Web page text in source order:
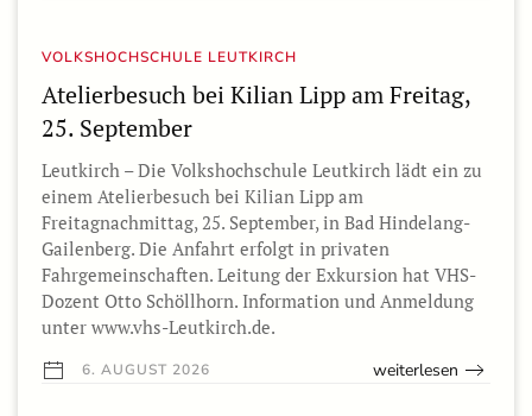
VOLKSHOCHSCHULE LEUTKIRCH
Atelierbesuch bei Kilian Lipp am Freitag,
25. September
Leutkirch – Die Volkshochschule Leutkirch lädt ein zu
einem Atelierbesuch bei Kilian Lipp am
Freitagnachmittag, 25. September, in Bad Hindelang-
Gailenberg. Die Anfahrt erfolgt in privaten
Fahrgemeinschaften. Leitung der Exkursion hat VHS-
Dozent Otto Schöllhorn. Information und Anmeldung
unter www.vhs-Leutkirch.de.
6. AUGUST 2026 weiterlesen